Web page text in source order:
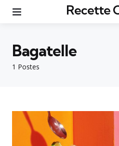
Recette
1 Postes
Bagatelle